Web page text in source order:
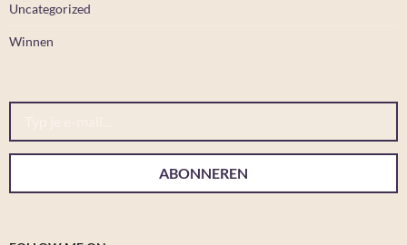
Uncategorized
Winnen
Typ je e-mail...
ABONNEREN